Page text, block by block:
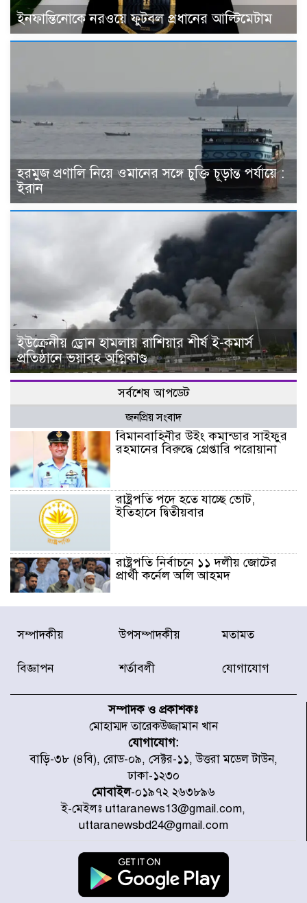
ইনফান্তিনোকে নরওয়ে ফুটবল প্রধানের আল্টিমেটাম
হরমুজ প্রণালি নিয়ে ওমানের সঙ্গে চুক্তি চূড়ান্ত পর্যায়ে :
ইরান
ইউক্রেনীয় ড্রোন হামলায় রাশিয়ার শীর্ষ ই-কমার্স
প্রতিষ্ঠানে ভয়াবহ অগ্নিকাণ্ড
সর্বশেষ আপডেট
জনপ্রিয় সংবাদ
বিমানবাহিনীর উইং কমান্ডার সাইফুর
রহমানের বিরুদ্ধে গ্রেপ্তারি পরোয়ানা
রাষ্ট্রপতি পদে হতে যাচ্ছে ভোট,
ইতিহাসে দ্বিতীয়বার
রাষ্ট্রপতি নির্বাচনে ১১ দলীয় জোটের
প্রার্থী কর্নেল অলি আহমদ
ডিএনসিসির সঙ্গে সমন্বয়ে পরিচ্ছন্নতার
নতুন উদ্যোগ নিকুঞ্জ-টানপাড়ায়
উদ্যোগে উত্তরা ১৩ নং সেক্টর-এ
পরিষ্কার-পরিচ্ছন্নতা অভিযান
ডিএমপির অভিযানে ২৪ ঘণ্টায় গ্রেপ্তার
৫০৪, উদ্ধার মাদক-অস্ত্র
সন্দ্বীপের চরে বিপদে পড়া কচ্ছপ উদ্ধার
সাগরে অবমুক্ত
মাতারবাড়ী পৌঁছে নির্ধারিত কর্মসূচিতে
যোগ দিয়েছেন প্রধানমন্ত্রী
সম্পাদকীয় উপসম্পাদকীয় মতামত
বিজ্ঞাপন শর্তাবলী যোগাযোগ
সম্পাদক ও প্রকাশকঃ
মোহাম্মদ তারেকউজ্জামান খান
যোগাযোগ:
বাড়ি-৩৮ (৪বি), রোড-০৯, সেক্টর-১১, উত্তরা মডেল টাউন,
ঢাকা-১২৩০
মোবাইল-০১৯৭২ ২৬৩৮৯৬
ই-মেইলঃ uttaranews13@gmail.com,
uttaranewsbd24@gmail.com